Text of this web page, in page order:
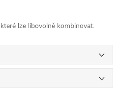
lze libovolně kombinovat.